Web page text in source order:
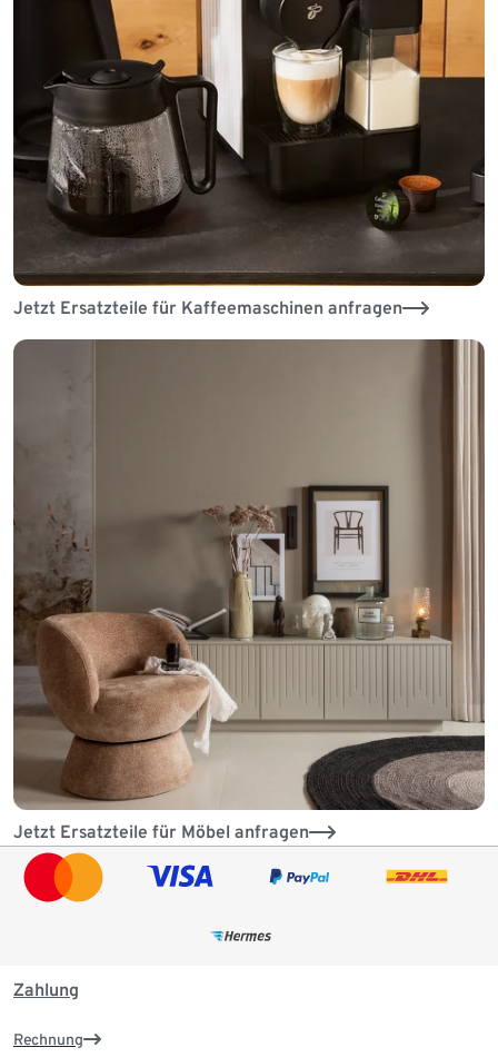
Jetzt Ersatzteile für Kaffeemaschinen anfragen
Jetzt Ersatzteile für Möbel anfragen
Zahlung
Rechnung